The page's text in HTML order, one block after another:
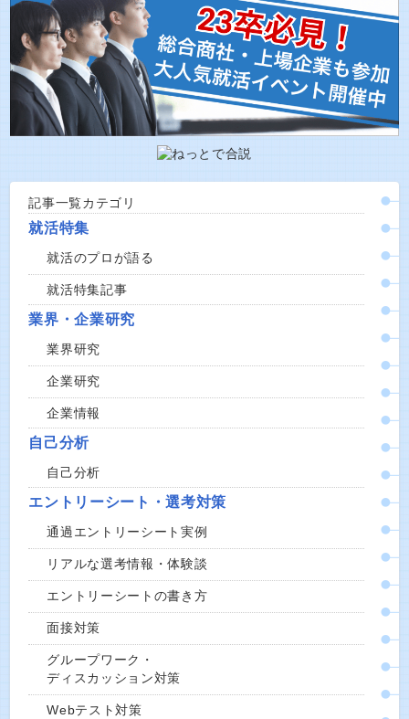
記事一覧カテゴリ
就活特集
就活のプロが語る
就活特集記事
業界・企業研究
業界研究
企業研究
企業情報
自己分析
自己分析
エントリーシート・選考対策
通過エントリーシート実例
リアルな選考情報・体験談
エントリーシートの書き方
面接対策
グループワーク・
ディスカッション対策
Webテスト対策